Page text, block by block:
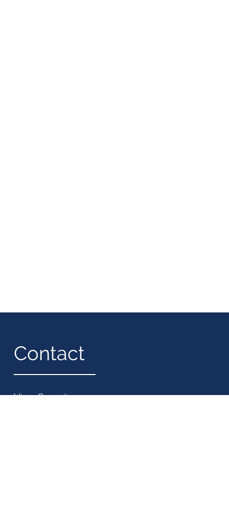
Contact
View Security